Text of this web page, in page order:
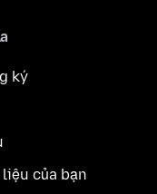
ký
của bạn